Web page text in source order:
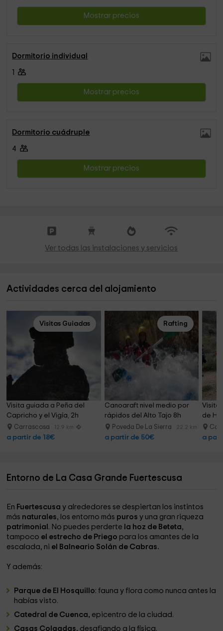
Mostrar precios
Dormitorio individual
Mostrar precios
Dormitorio cuádruple
4
Mostrar precios
Ver todas las instalaciones y servicios
Actividades cerca del alojamiento
Visitas Guiadas
Visita guiada a Peña del
Capricho y el Vigía, 2h
Carrascosa 12.9 km
a partir de 18€
Rafting
Canoaraft nivel medio por
rápidos del Alto Tajo 8h
Poveda De La Sierra 22.2 km
a partir de 50€
Visita
de
a
Entorno de La Casa Grande Fuertescusa
En Fuertescusay alrededores se despiertan los instintos
más naturales, los entorno más purosy una gran riqueza
patrimonial . No puedes perderte la hoz de Beteta,
tampoco el estrecho de Priego para los amantes de la
escalada, ni el Balneario Solán de Cabras.
Y además:
Parque de El Hosquillo: fauna y flora como nunca antes la
habías visto.
Catedral de Cuenca, epicentro de la ciudad.
Casas Colgadas, desafiando a la física.